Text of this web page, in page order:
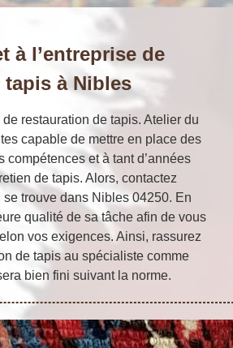
à l’entreprise de
à Nibles
restauration de tapis. Atelier du
capable de mettre en place des
et à tant d’années
de tapis. Alors, contactez
trouve dans Nibles 04250. En
qualité de sa tâche afin de vous
vos exigences. Ainsi, rassurez
de tapis au spécialiste comme
bien fini suivant la norme.